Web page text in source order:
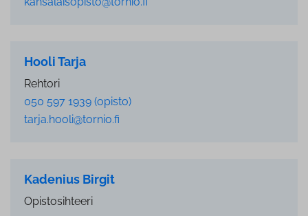
Hooli Tarja
Rehtori
050 597 1939 (opisto)
tarja.hooli@tornio.fi
Kadenius Birgit
Opistosihteeri